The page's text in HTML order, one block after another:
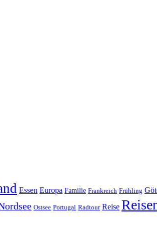
Essen Europa Familie Frankreich Frühling
Ostsee Portugal Radtour Reise